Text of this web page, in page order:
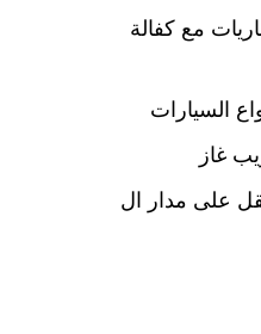
مع كفالة
السيارات
غاز
على مدار ال